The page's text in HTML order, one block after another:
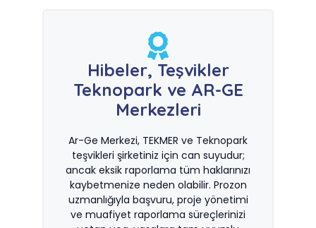
Hibeler, Teşvikler
Teknopark ve AR-GE
Merkezleri
Ar-Ge Merkezi, TEKMER ve Teknopark
teşvikleri şirketiniz için can suyudur;
ancak eksik raporlama tüm haklarınızı
kaybetmenize neden olabilir. Prozon
uzmanlığıyla başvuru, proje yönetimi
ve muafiyet raporlama süreçlerinizi